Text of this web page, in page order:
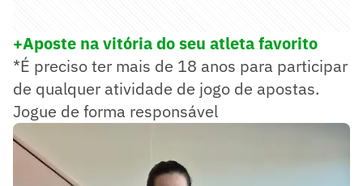
+Aposte na vitória do seu atleta favorito
*É preciso ter mais de 18 anos para participar
de qualquer atividade de jogo de apostas.
Jogue de forma responsável